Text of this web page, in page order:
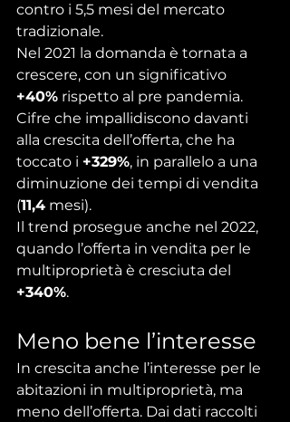
contro i 5,5 mesi del mercato
tradizionale.
Nel 2021 la domanda è tornata a
crescere, con un significativo
+40% rispetto al pre pandemia.
Cifre che impallidiscono davanti
alla crescita dell’offerta, che ha
toccato i +329%, in parallelo a una
diminuzione dei tempi di vendita
(11,4 mesi).
Il trend prosegue anche nel 2022,
quando l’offerta in vendita per le
multiproprietà è cresciuta del
+340%.
Meno bene l’interesse
In crescita anche l’interesse per le
abitazioni in multiproprietà, ma
meno dell’offerta. Dai dati raccolti